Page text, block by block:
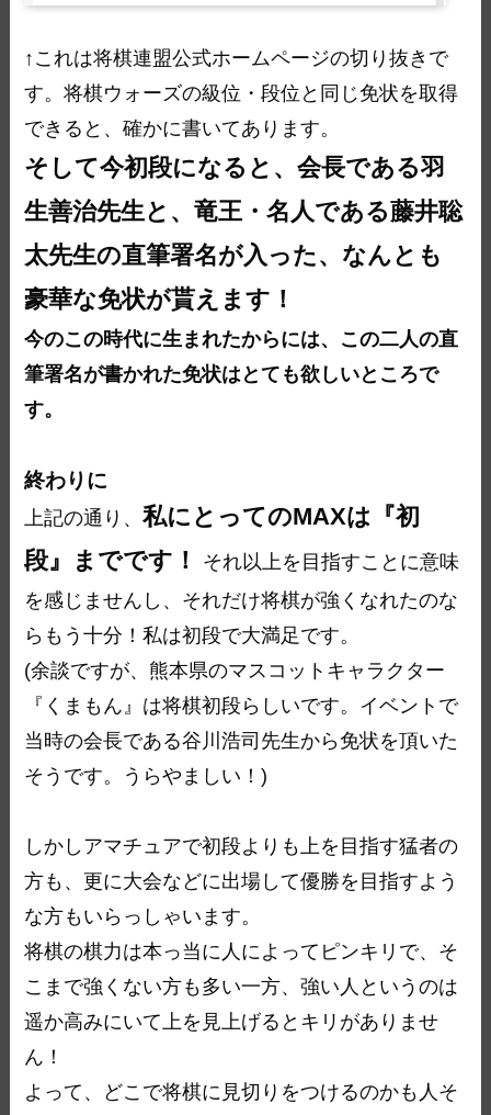
↑これは将棋連盟公式ホームページの切り抜きで
す。将棋ウォーズの級位・段位と同じ免状を取得
できると、確かに書いてあります。
そして今初段になると、会長である羽
生善治先生と、竜王・名人である藤井聡
太先生の直筆署名が入った、なんとも
豪華な免状が貰えます！
今のこの時代に生まれたからには、この二人の直
筆署名が書かれた免状はとても欲しいところで
す。
終わりに
上記の通り、私にとってのMAXは『初
段』までです！
それ以上を目指すことに意味
を感じませんし、それだけ将棋が強くなれたのな
らもう十分！私は初段で大満足です。
(余談ですが、熊本県のマスコットキャラクター
『くまもん』は将棋初段らしいです。イベントで
当時の会長である谷川浩司先生から免状を頂いた
そうです。うらやましい！)
しかしアマチュアで初段よりも上を目指す猛者の
方も、更に大会などに出場して優勝を目指すよう
な方もいらっしゃいます。
将棋の棋力は本っ当に人によってピンキリで、そ
こまで強くない方も多い一方、強い人というのは
遥か高みにいて上を見上げるとキリがありませ
ん！
よって、どこで将棋に見切りをつけるのかも人そ